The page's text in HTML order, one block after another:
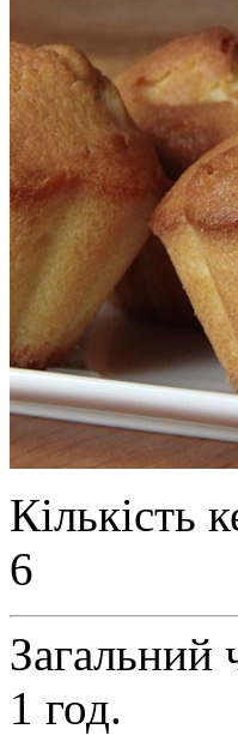
Кількість
6
Загальний
1 год.